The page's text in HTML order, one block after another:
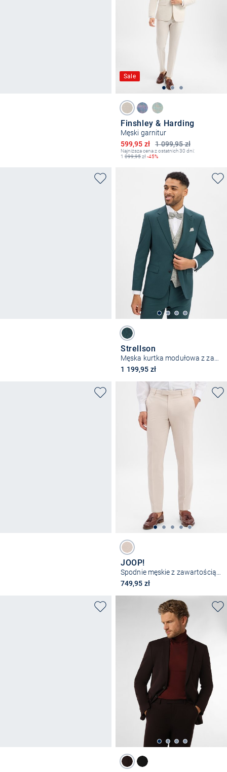
Sale
Finshley & Harding
Męski garnitur
1 099,95 zł
Obniżona cena
599,95 zł
Najniższa cena z ostatnich 30 dni:
1 099,95zł-45%
Strellson
1 199,95 zł
JOOP!
749,95 zł